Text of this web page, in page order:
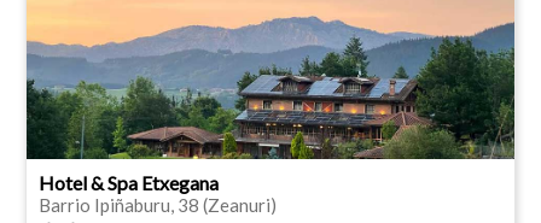
Hotel & Spa Etxegana
Barrio Ipiñaburu, 38 (Zeanuri)